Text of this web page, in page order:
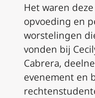
Het waren
opvoeding en
worstelingen
vonden bij
Cabrera,
evenement en